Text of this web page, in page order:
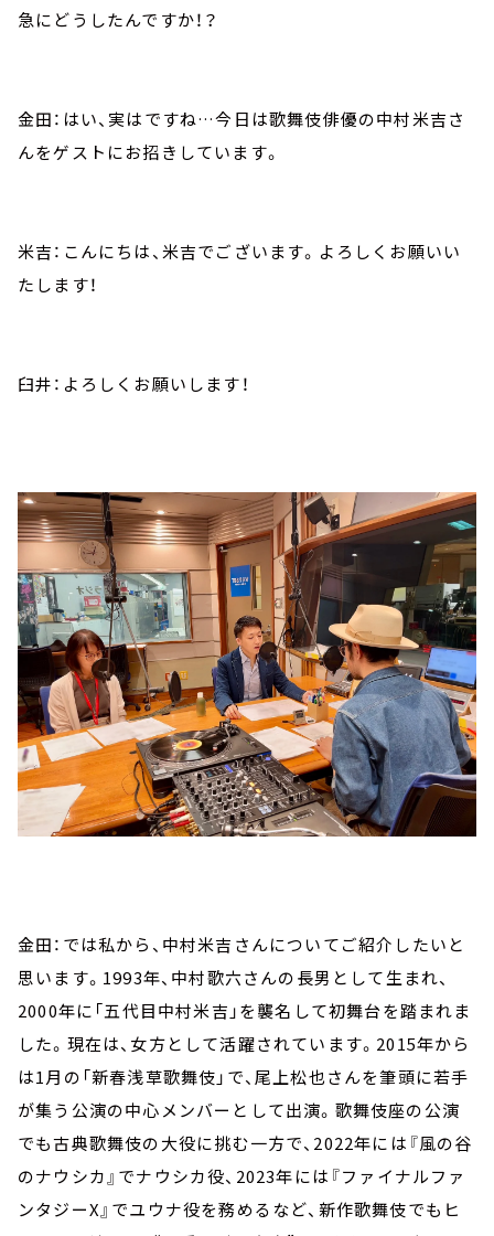
急にどうしたんですか！？
金田：はい、実はですね…今日は歌舞伎俳優の中村米吉さ
んをゲストにお招きしています。
米吉：こんにちは、米吉でございます。よろしくお願いい
たします！
臼井：よろしくお願いします！
金田：では私から、中村米吉さんについてご紹介したいと
思います。1993年、中村歌六さんの長男として生まれ、
2000年に「五代目中村米吉」を襲名して初舞台を踏まれま
した。現在は、女方として活躍されています。2015年から
は1月の「新春浅草歌舞伎」で、尾上松也さんを筆頭に若手
が集う公演の中心メンバーとして出演。歌舞伎座の公演
でも古典歌舞伎の大役に挑む一方で、2022年には『風の谷
のナウシカ』でナウシカ役、2023年には『ファイナルファ
ンタジーX』でユウナ役を務めるなど、新作歌舞伎でもヒ